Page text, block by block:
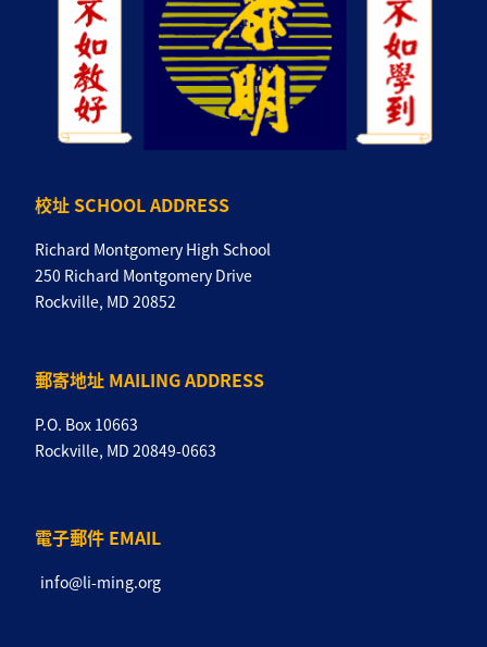
校址 SCHOOL ADDRESS
Richard Montgomery High School
250 Richard Montgomery Drive
Rockville, MD 20852
郵寄地址 MAILING ADDRESS
P.O. Box 10663
Rockville, MD 20849-0663
電子郵件 EMAIL
info@li-ming.org